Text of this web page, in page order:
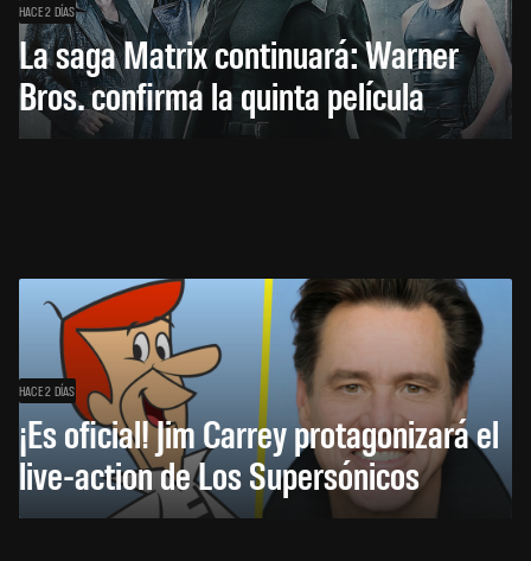
HACE 2 DÍAS
La saga Matrix continuará: Warner
Bros. confirma la quinta película
HACE 2 DÍAS
¡Es oficial! Jim Carrey protagonizará el
live-action de Los Supersónicos